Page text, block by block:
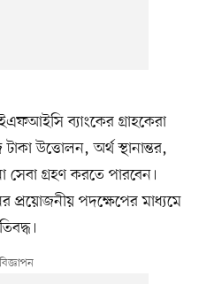
ব্যাংকের গ্রাহকেরা
উত্তোলন, অর্থ স্থানান্তর,
সেবা গ্রহণ করতে পারবেন।
পদক্ষেপের মাধ্যমে